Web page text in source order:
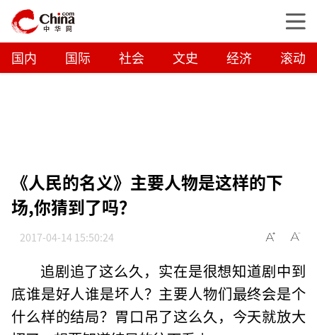
国内 国际 社会 文史 经济 滚动
《人民的名义》主要人物是这样的下
场,你猜到了吗？
2017-04-14 15:50:24
追剧追了这么久，实在是很想知道剧中到
底谁是好人谁是坏人？主要人物们最终会是个
什么样的结局？胃口吊了这么久，今天就放大